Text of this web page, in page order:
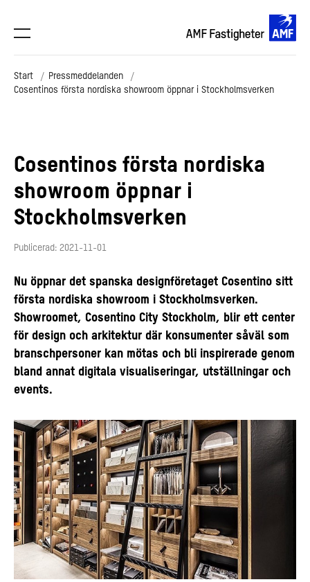
Start
Pressmeddelanden
Cosentinos första nordiska showroom öppnar i Stockholmsverken
Cosentinos första nordiska
showroom öppnar i
Stockholmsverken
Publicerad: 2021-11-01
Nu öppnar det spanska designföretaget Cosentino sitt
första nordiska showroom i Stockholmsverken.
Showroomet, Cosentino City Stockholm, blir ett center
för design och arkitektur där konsumenter såväl som
branschpersoner kan mötas och bli inspirerade genom
bland annat digitala visualiseringar, utställningar och
events.